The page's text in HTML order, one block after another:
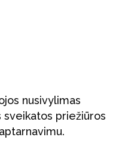
nusivylimas
sveikatos priežiūros